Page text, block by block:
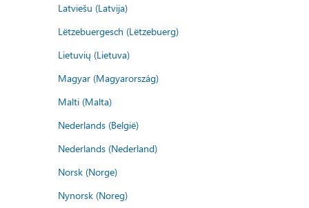
Latviešu (Latvija)
Lëtzebuergesch (Lëtzebuerg)
Lietuvių (Lietuva)
Magyar (Magyarország)
Malti (Malta)
Nederlands (België)
Nederlands (Nederland)
Norsk (Norge)
Nynorsk (Noreg)